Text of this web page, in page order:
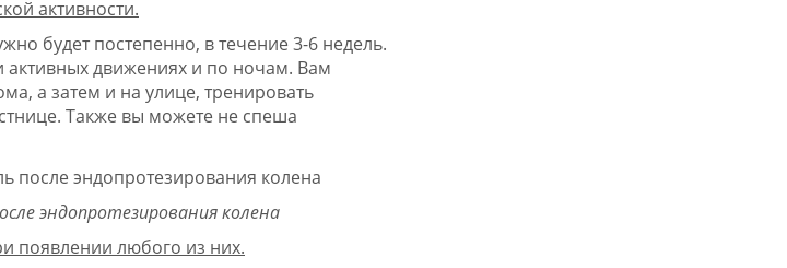
активности.
будет постепенно, в течение 3-6 недель.
активных движениях и по ночам. Вам
а затем и на улице, тренировать
Также вы можете не спеша
эндопротезирования колена
появлении любого из них.